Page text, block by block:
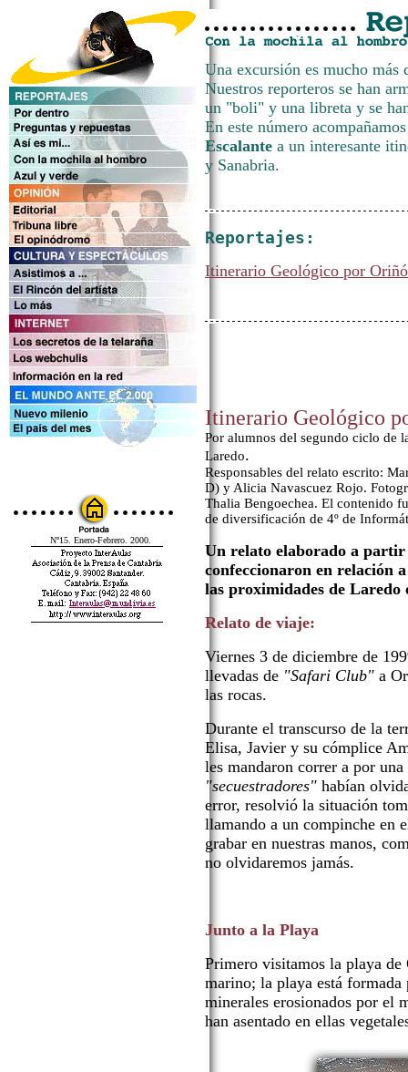
Nº15. Enero-Febrero. 2000.
Una excursión es mucho más
Nuestros reporteros se han
un "boli" y una libreta y se
En este número
Escalante a un interesante
y Sanabria.
Reportajes:
Itinerario Geológico por
Itinerario Geológico
Por alumnos del segundo ciclo de
Laredo.
Responsables del relato escrito:
D) y Alicia Navascuez Rojo.
Thalia Bengoechea. El contenido
de diversificación de 4º de
Un relato elaborado a partir
confeccionaron en relación
las proximidades de Laredo
Relato de viaje:
Viernes 3 de diciembre de
llevadas de "Safari Club" a
las rocas.
Durante el transcurso de la
Elisa, Javier y su cómplice
les mandaron correr a por
"secuestradores" habían
error, resolvió la situación
llamando a un compinche en
grabar en nuestras manos,
no olvidaremos jamás.
Junto a la Playa
Primero visitamos la playa
marino; la playa está formada
minerales erosionados por el
han asentado en ellas